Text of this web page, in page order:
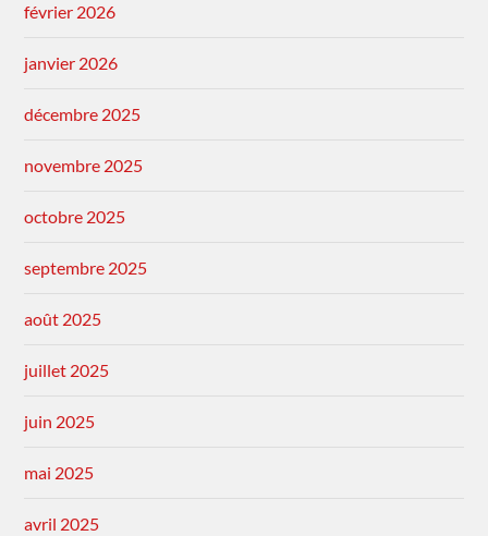
février 2026
janvier 2026
décembre 2025
novembre 2025
octobre 2025
septembre 2025
août 2025
juillet 2025
juin 2025
mai 2025
avril 2025